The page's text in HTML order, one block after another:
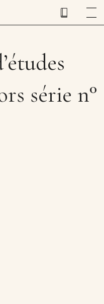
série n°